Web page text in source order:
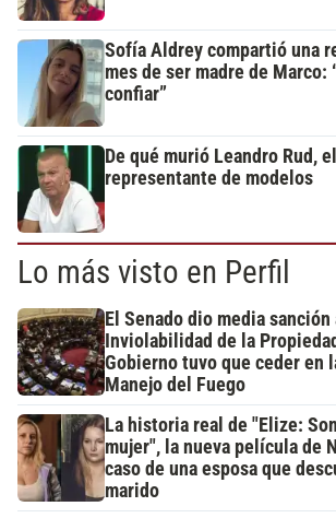
Sofía Aldrey compartió una
mes de ser madre de Marco:
confiar”
De qué murió Leandro Rud,
representante de modelos
Lo más visto en Perfil
El Senado dio media sanción
Inviolabilidad de la
Gobierno tuvo que ceder en
Manejo del Fuego
La historia real de "Elize:
mujer", la nueva película de
caso de una esposa que
marido